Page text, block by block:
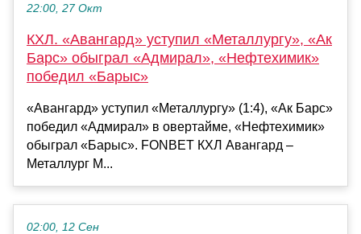
22:00, 27 Окт
КХЛ. «Авангард» уступил «Металлургу», «Ак
Барс» обыграл «Адмирал», «Нефтехимик»
победил «Барыс»
«Авангард» уступил «Металлургу» (1:4), «Ак Барс»
победил «Адмирал» в овертайме, «Нефтехимик»
обыграл «Барыс». FONBET КХЛ Авангард –
Металлург М...
02:00, 12 Сен